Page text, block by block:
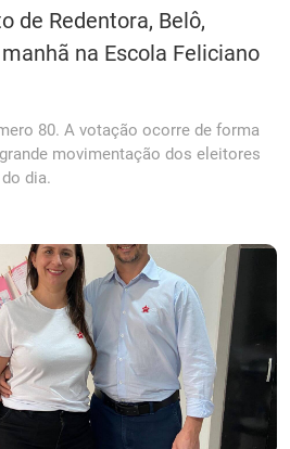
de Redentora, Belô,
na Escola Feliciano
80. A votação ocorre de forma
movimentação dos eleitores
dia.